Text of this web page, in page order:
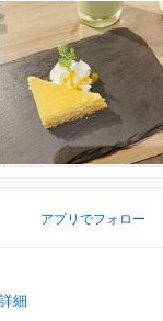
アプリでフォロー
詳細